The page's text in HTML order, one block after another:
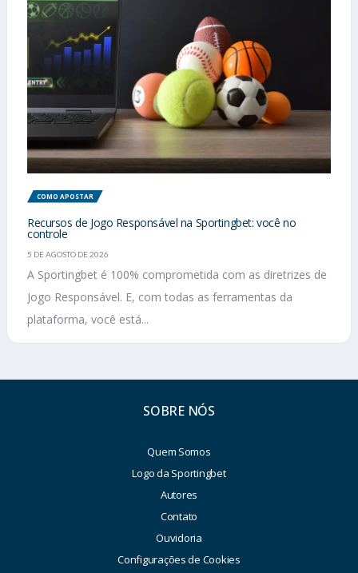
COMO APOSTAR
Recursos de Jogo Responsável na Sportingbet: você no
controle
5 DE AGOSTO DE 2026
A Sportingbet é 100% comprometida com as diretrizes de
Jogo Responsável. E, com todas as ferramentas da
plataforma, você está...
SOBRE NÓS
Quem Somos
Logo da Sportingbet
Autores
Contato
Ouvidoria
Configurações de Cookies